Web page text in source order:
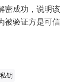
密成功，说明该
被验证方是可信
钥